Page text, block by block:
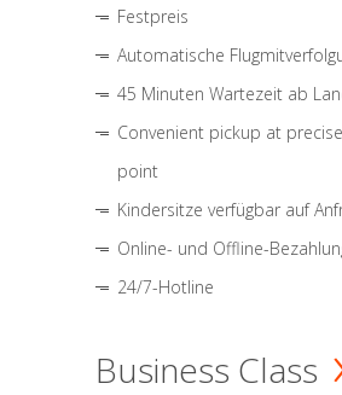
Festpreis
Automatische
45 Minuten Wartezeit ab
Convenient pickup at
point
Kindersitze verfügbar auf
Online- und Offline-
24/7-Hotline
Business Class